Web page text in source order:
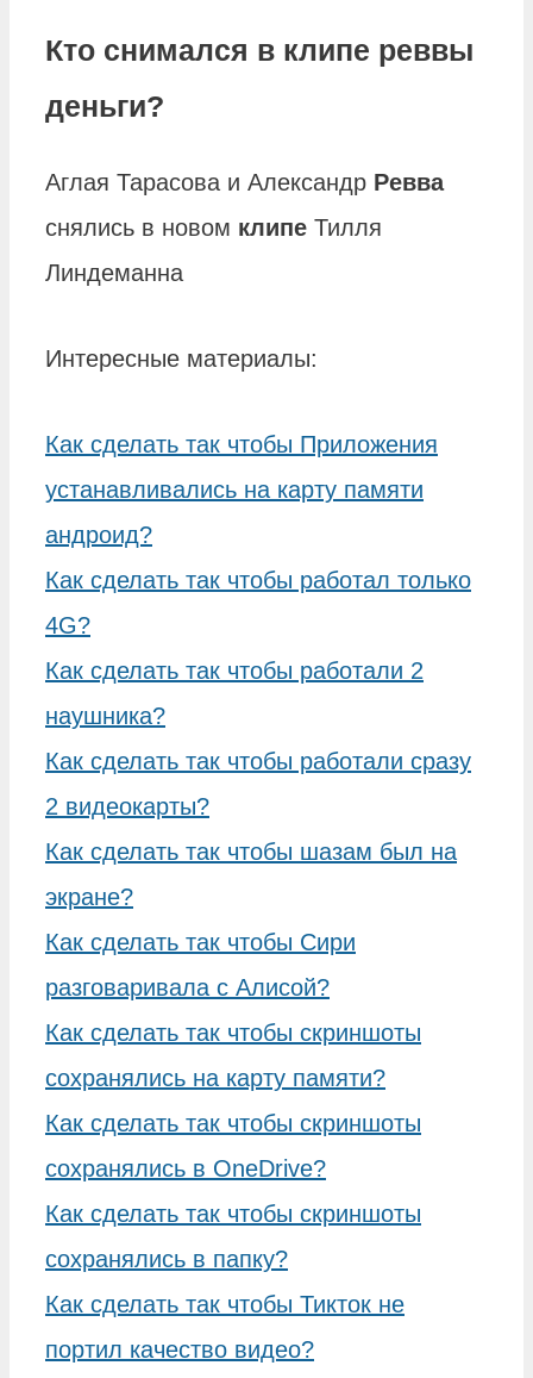
Кто снимался в клипе реввы
деньги?
Аглая Тарасова и Александр Ревва
снялись в новом клипе Тилля
Линдеманна
Интересные материалы:
Как сделать так чтобы Приложения
устанавливались на карту памяти
андроид?
Как сделать так чтобы работал только
4G?
Как сделать так чтобы работали 2
наушника?
Как сделать так чтобы работали сразу
2 видеокарты?
Как сделать так чтобы шазам был на
экране?
Как сделать так чтобы Сири
разговаривала с Алисой?
Как сделать так чтобы скриншоты
сохранялись на карту памяти?
Как сделать так чтобы скриншоты
сохранялись в OneDrive?
Как сделать так чтобы скриншоты
сохранялись в папку?
Как сделать так чтобы Тикток не
портил качество видео?